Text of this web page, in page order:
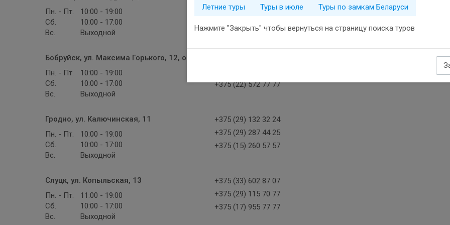
Пн. - Пт.
10:00 - 19:00
Сб.
10:00 - 17:00
Вс.
Выходной
+375 (29) 836 54 42
+375 (17) 236 54 54
Бобруйск, ул. Максима Горького, 12, оф. 36
Пн. - Пт.
10:00 - 19:00
Сб.
10:00 - 17:00
Вс.
Выходной
+375 (22) 572 77 77
Гродно, ул. Калючинская, 11
Пн. - Пт.
10:00 - 19:00
Сб.
10:00 - 17:00
Вс.
Выходной
+375 (29) 132 32 24
+375 (29) 287 44 25
+375 (15) 260 57 57
Слуцк, ул. Копыльская, 13
Пн. - Пт.
11:00 - 19:00
Сб.
10:00 - 17:00
Вс.
Выходной
+375 (33) 602 87 07
+375 (29) 115 70 77
+375 (17) 955 77 77
Летние туры
Туры в июле Туры по замкам Беларуси
Нажмите "Закрыть" чтобы вернуться на страницу поиска туров